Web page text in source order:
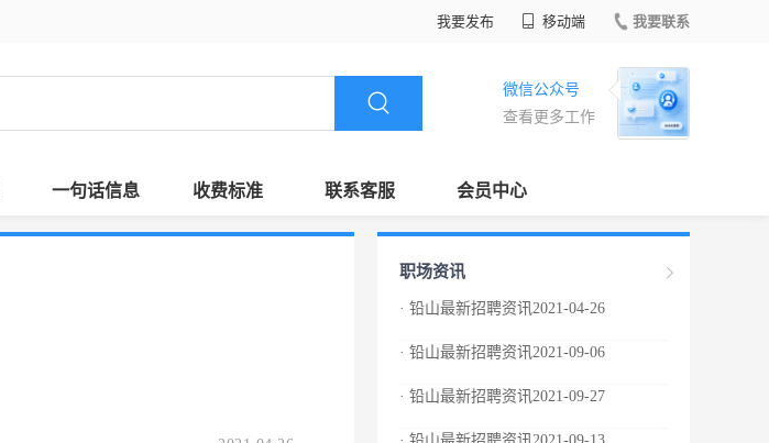
我要发布 移动端 我要联系
微信公众号
查看更多工作
一句话信息 收费标准 联系客服 会员中心
职场资讯
· 铅山最新招聘资讯2021-04-26
· 铅山最新招聘资讯2021-09-06
· 铅山最新招聘资讯2021-09-27